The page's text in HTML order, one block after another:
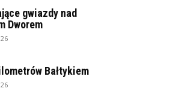
gwiazdy nad
Dworem
Bałtykiem